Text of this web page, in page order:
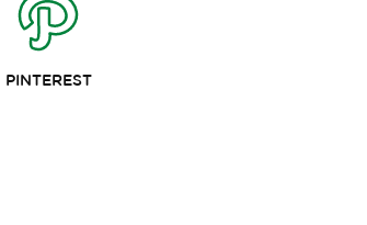
PINTEREST